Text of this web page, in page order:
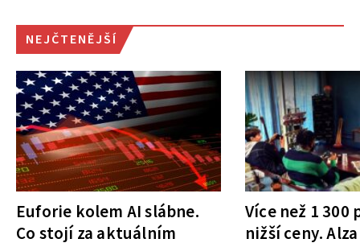
NEJČTENĚJŠÍ
Euforie kolem AI slábne.
Co stojí za aktuálním
Více než 1
nižší ceny.